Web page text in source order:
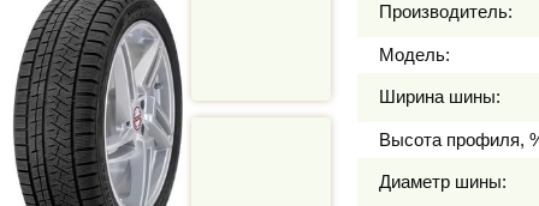
Производитель:
Модель:
Ширина шины:
Высота профиля,
Диаметр шины: